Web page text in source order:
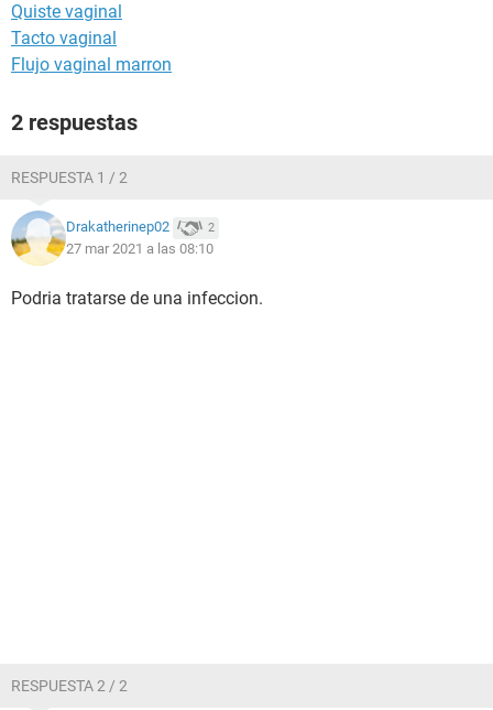
Quiste vaginal
Tacto vaginal
Flujo vaginal marron
2 respuestas
RESPUESTA 1 / 2
Drakatherinep02 2
27 mar 2021 a las 08:10
Podria tratarse de una infeccion.
RESPUESTA 2 / 2